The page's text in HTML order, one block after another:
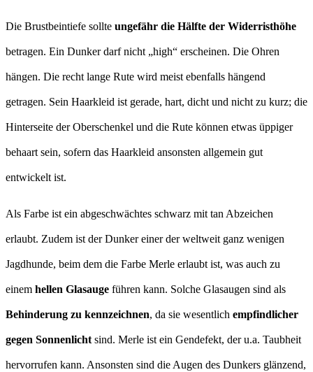
Die Brustbeintiefe sollte ungefähr die Hälfte der Widerristhöhe
betragen. Ein Dunker darf nicht „high“ erscheinen. Die Ohren
hängen. Die recht lange Rute wird meist ebenfalls hängend
getragen. Sein Haarkleid ist gerade, hart, dicht und nicht zu kurz; die
Hinterseite der Oberschenkel und die Rute können etwas üppiger
behaart sein, sofern das Haarkleid ansonsten allgemein gut
entwickelt ist.
Als Farbe ist ein abgeschwächtes schwarz mit tan Abzeichen
erlaubt. Zudem ist der Dunker einer der weltweit ganz wenigen
Jagdhunde, beim dem die Farbe Merle erlaubt ist, was auch zu
einem hellen Glasauge führen kann. Solche Glasaugen sind als
Behinderung zu kennzeichnen, da sie wesentlich empfindlicher
gegen Sonnenlichtsind. Merle ist ein Gendefekt, der u.a. Taubheit
hervorrufen kann. Ansonsten sind die Augen des Dunkers glänzend,